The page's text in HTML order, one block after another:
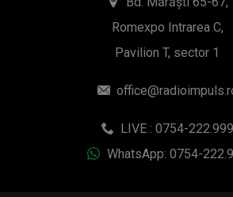
Romexpo Intrarea C,
Pavilion T, sector 1
LIVE : 0754-222.999
WhatsApp: 0754-